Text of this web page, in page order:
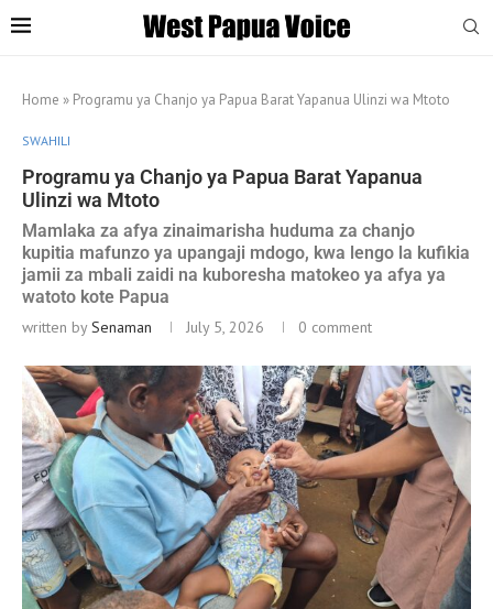
Home » Programu ya Chanjo ya Papua Barat Yapanua Ulinzi wa Mtoto
SWAHILI
Programu ya Chanjo ya Papua Barat Yapanua
Ulinzi wa Mtoto
Mamlaka za afya zinaimarisha huduma za chanjo
kupitia mafunzo ya upangaji mdogo, kwa lengo la kufikia
jamii za mbali zaidi na kuboresha matokeo ya afya ya
watoto kote Papua
written bySenaman July 5, 2026 0 comment